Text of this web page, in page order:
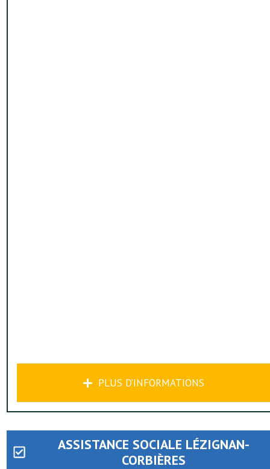
PLUS D’INFORMATIONS
ASSISTANCE SOCIALE LÉZIGNAN-
CORBIÈRES